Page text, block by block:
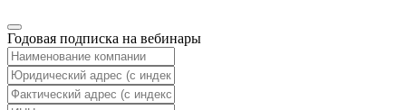
Годовая подписка на вебинары